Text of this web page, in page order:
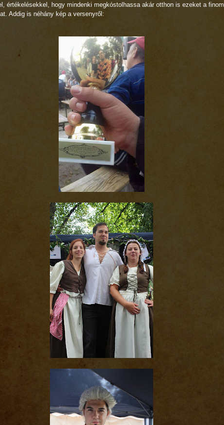
értékelésekkel, hogy mindenki megkóstolhassa akár otthon is ezeket a finom
Addig is néhány kép a versenyről: